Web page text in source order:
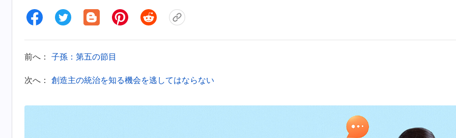
うちに、次々と襲ってくる波に呑まれます。人間は何処から来て、なぜ生きていて、どこへ行くのか、な
うちに、人生の壮年期に別れを告げます。人は、まもなくこの世を去ろうとする時、この世の物事はすべ
て流れ去って行き、それまで自分の持っていたものを手放さずに繋ぎ止めておくことはもはやできないと
その意味、自分がこの世に現れた理由をじっくり考えることを余儀なくされます。そして、来世というも
前へ： 子孫：第五の節目
次へ： 創造主の統治を知る機会を逃してはならない